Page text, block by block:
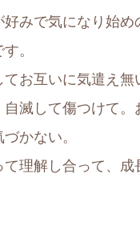
みで気になり始め
。
お互いに気遣え
滅して傷つけて。
かない。
理解し合って、成